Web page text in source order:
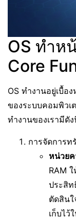
OS ทำห
Core
OS ทำงานอยู่เบื้อ
ของระบบคอมพิว
ทำงานของเรามีดั
การจัดการท
หน่วย
RAM
ประสิท
ตัดสิน
เก็บไว้